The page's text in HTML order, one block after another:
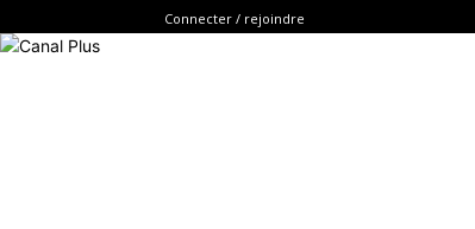
Connecter / rejoindre